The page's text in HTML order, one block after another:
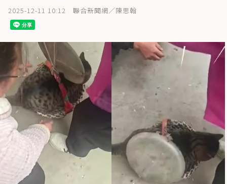
2025-12-11 10:12 聯合新聞網／陳思翰